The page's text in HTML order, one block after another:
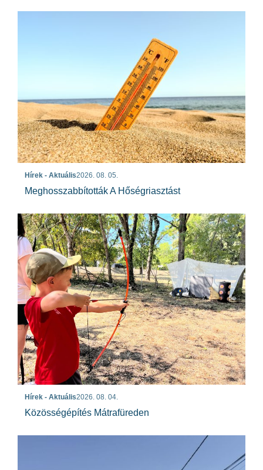
Hírek - Aktuális2026. 08. 05.
Meghosszabbították A Hőségriasztást
Hírek - Aktuális2026. 08. 04.
Közösségépítés Mátrafüreden